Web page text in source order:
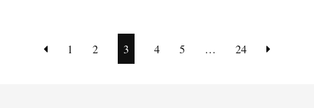
1 2 3 4 5 … 24